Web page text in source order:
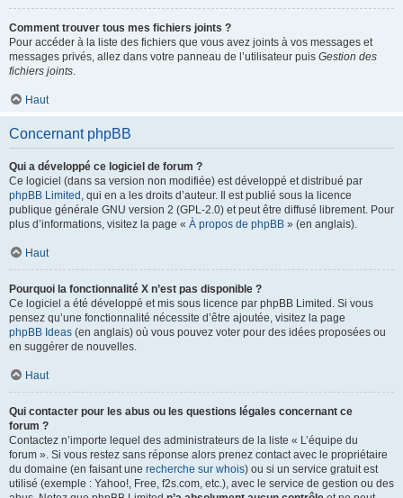
Comment trouver tous mes fichiers joints ?
Pour accéder à la liste des fichiers que vous avez joints à vos messages et
messages privés, allez dans votre panneau de l’utilisateur puis Gestion des
fichiers joints.
Haut
Concernant phpBB
Qui a développé ce logiciel de forum ?
Ce logiciel (dans sa version non modifiée) est développé et distribué par
phpBB Limited , qui en a les droits d’auteur. Il est publié sous la licence
publique générale GNU version 2 (GPL-2.0) et peut être diffusé librement. Pour
plus d’informations, visitez la page « À propos de phpBB » (en anglais).
Haut
Pourquoi la fonctionnalité X n’est pas disponible ?
Ce logiciel a été développé et mis sous licence par phpBB Limited. Si vous
pensez qu’une fonctionnalité nécessite d’être ajoutée, visitez la page
phpBB Ideas (en anglais) où vous pouvez voter pour des idées proposées ou
en suggérer de nouvelles.
Haut
Qui contacter pour les abus ou les questions légales concernant ce
forum ?
Contactez n’importe lequel des administrateurs de la liste « L’équipe du
forum ». Si vous restez sans réponse alors prenez contact avec le propriétaire
du domaine (en faisant une recherche sur whois) ou si un service gratuit est
utilisé (exemple : Yahoo!, Free, f2s.com, etc.), avec le service de gestion ou des